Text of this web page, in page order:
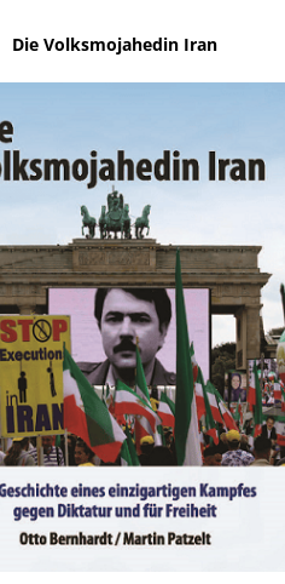
Die Volksmojahedin Iran